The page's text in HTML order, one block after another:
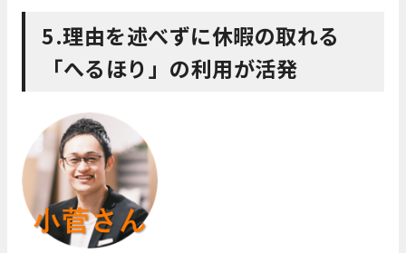
5.理由を述べずに休暇の取れる
「へるほり」の利用が活発